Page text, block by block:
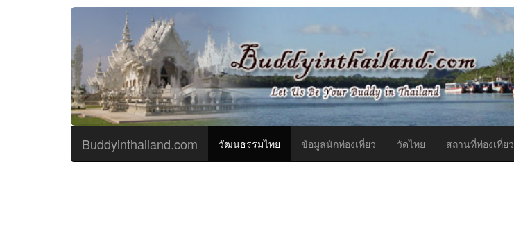
Buddyinthailand.com วัฒนธรรมไทย (current)ข้อมูลนักท่องเที่ยว วัดไทย สถานที่ท่องเที่ยว